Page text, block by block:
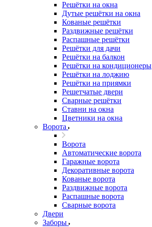
Решётки на окна
Дутые решётки на окна
Кованые решётки
Раздвижные решётки
Распашные решётки
Решётки для дачи
Решётки на балкон
Решётки на кондиционеры
Решётки на лоджию
Решётки на приямки
Решетчатые двери
Сварные решётки
Ставни на окна
Цветники на окна
Ворота
Ворота
Автоматические ворота
Гаражные ворота
Декоративные ворота
Кованые ворота
Раздвижные ворота
Распашные ворота
Сварные ворота
Двери
Заборы